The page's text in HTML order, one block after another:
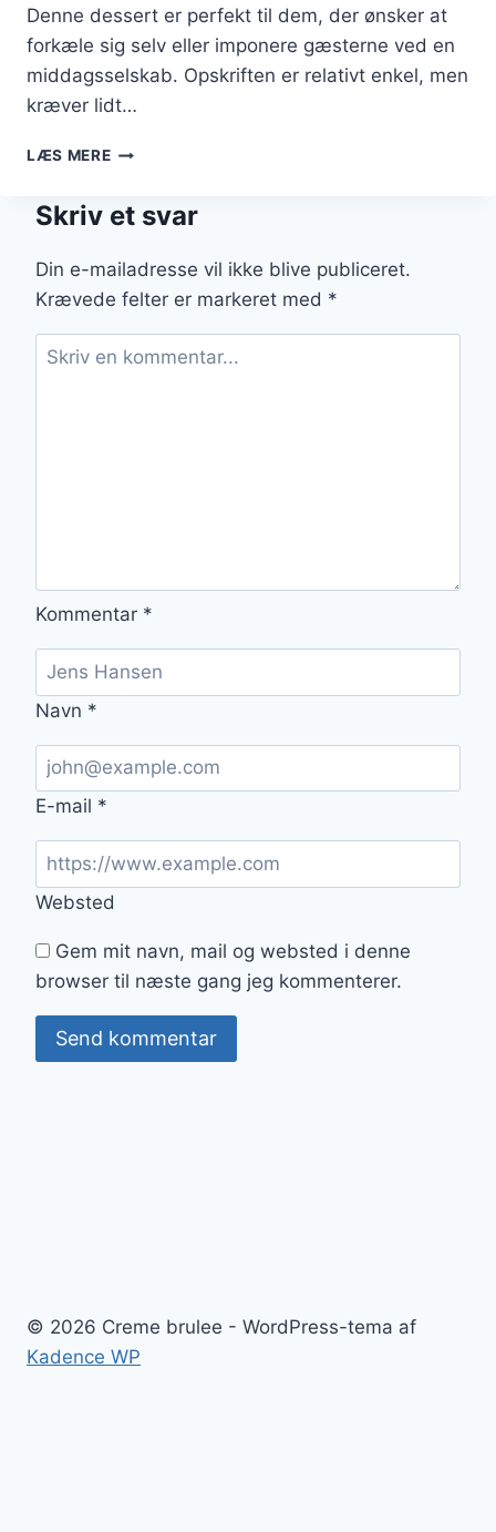
Denne dessert er perfekt til dem, der ønsker at
forkæle sig selv eller imponere gæsterne ved en
middagsselskab. Opskriften er relativt enkel, men
kræver lidt…
LÆS MERECREMET
CHOKOLADE
BRULEE
Skriv et svar
Din e-mailadresse vil ikke blive publiceret.
Krævede felter er markeret med *
Kommentar *
Navn *
E-mail *
Websted
Gem mit navn, mail og websted i denne
browser til næste gang jeg kommenterer.
© 2026 Creme brulee - WordPress-tema af
Kadence WP